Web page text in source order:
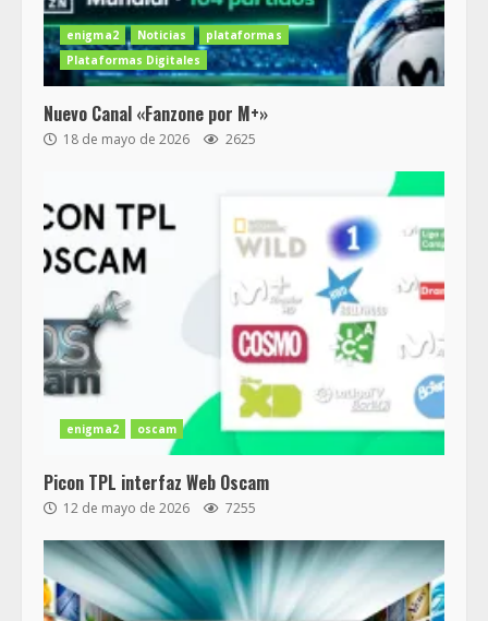
enigma2 Noticias
plataformas
Plataformas Digitales
Nuevo Canal «Fanzone por M+»
18 de mayo de 2026 2625
enigma2 oscam
Picon TPL interfaz Web Oscam
12 de mayo de 2026 7255